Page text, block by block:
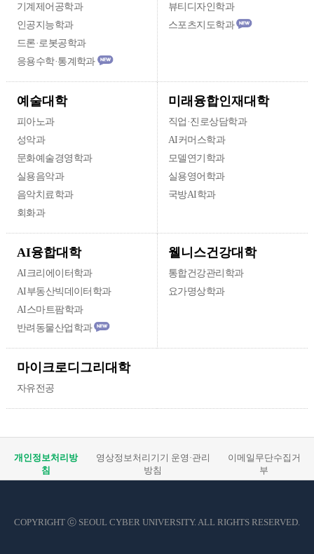
기계제어공학과
인공지능학과
드론·로봇공학과
응용수학·통계학과
뷰티디자인학과
스포츠지도학과
예술대학
피아노과
성악과
문화예술경영학과
실용음악과
음악치료학과
회화과
미래융합인재대학
직업·진로상담학과
AI커머스학과
모델연기학과
실용영어학과
국방AI학과
AI융합대학
AI크리에이터학과
AI부동산빅데이터학과
AI스마트팜학과
반려동물산업학과
웰니스건강대학
통합건강관리학과
요가명상학과
마이크로디그리대학
자유전공
개인정보처리방
침
영상정보처리기기 운영·관리
방침
이메일무단수집거
부
COPYRIGHT ⓒ SEOUL CYBER UNIVERSITY. ALL RIGHTS RESERVED.